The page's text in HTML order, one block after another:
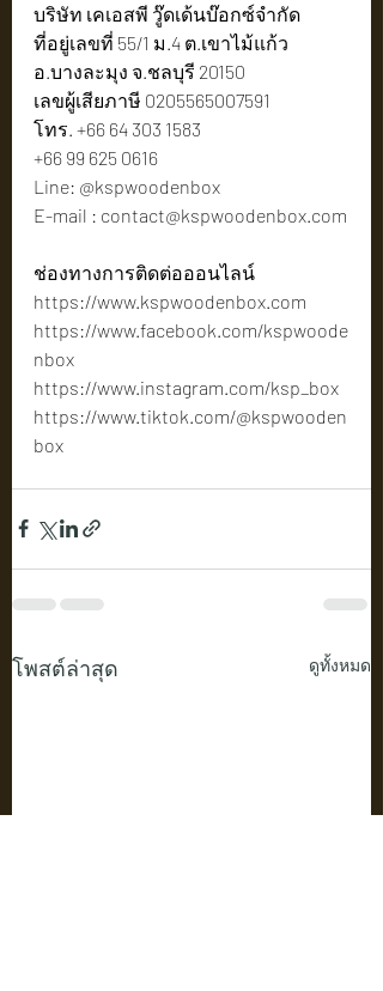
บริษัท เคเอสพี วู๊ดเด้นบ๊อกซ์จำกัด
ที่อยู่เลขที่ 55/1 ม.4 ต.เขาไม้แก้ว
อ.บางละมุง จ.ชลบุรี 20150
เลขผู้เสียภาษี 0205565007591
โทร. +66 64 303 1583
+66 99 625 0616
Line: @kspwoodenbox
E-mail : contact@kspwoodenbox.com
ช่องทางการติดต่อออนไลน์
https://www.kspwoodenbox.com
https://www.facebook.com/kspwoode
nbox
https://www.instagram.com/ksp_box
https://www.tiktok.com/@kspwooden
box
โพสต์ล่าสุด ดูทั้งหมด